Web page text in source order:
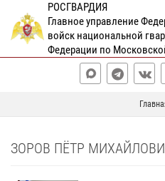
РОСГВАРДИЯ
Главное управление
войск национальной
Федерации по
ЗОРОВ ПЁТР